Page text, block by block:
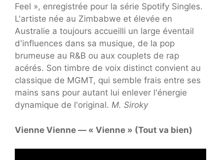
Feel », enregistrée pour la série Spotify Singles.
L'artiste née au Zimbabwe et élevée en
Australie a toujours accueilli un large éventail
d'influences dans sa musique, de la pop
brumeuse au R&B ou aux couplets de rap
acérés. Son timbre de voix distinct convient au
classique de MGMT, qui semble frais entre ses
mains sans pour autant lui enlever l'énergie
dynamique de l'original. M. Siroky
Vienne Vienne — « Vienne » (Tout va bien)